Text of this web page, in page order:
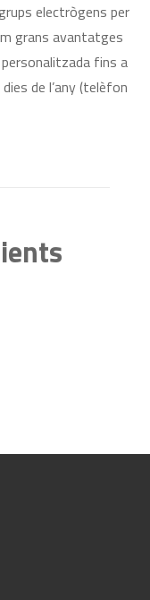
electrògens per
grans avantatges
fins a
de l’any (telèfon